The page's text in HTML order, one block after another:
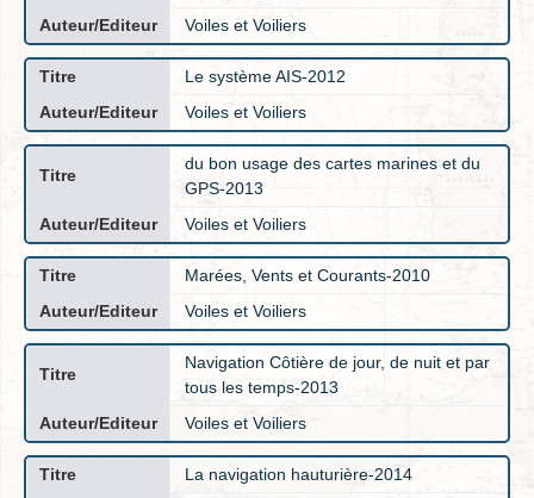
Voiles et Voiliers
Le système AIS-2012
Voiles et Voiliers
du bon usage des cartes marines et du
GPS-2013
Voiles et Voiliers
Marées, Vents et Courants-2010
Voiles et Voiliers
Navigation Côtière de jour, de nuit et par
tous les temps-2013
Voiles et Voiliers
La navigation hauturière-2014